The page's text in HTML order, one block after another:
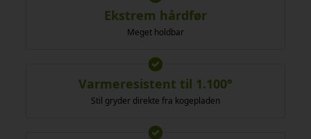
Ekstrem hårdfør
Meget holdbar
Varmeresistent til 1.100°
Stil gryder direkte fra kogepladen